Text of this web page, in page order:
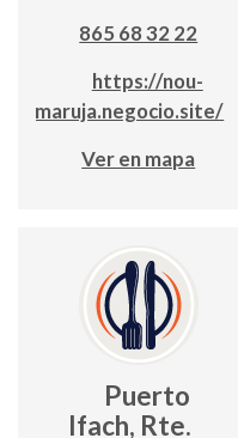
865 68 32 22
https://nou-
maruja.negocio.site/
Ver en mapa
Puerto
Ifach, Rte.